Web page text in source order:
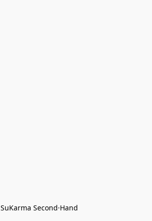
SuKarma Second·Hand